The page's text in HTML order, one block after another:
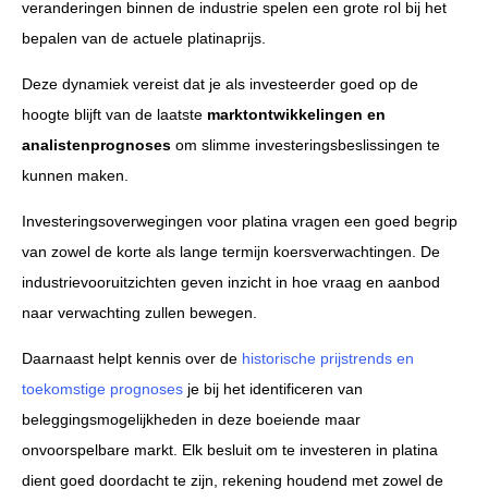
veranderingen binnen de industrie spelen een grote rol bij het
bepalen van de actuele platinaprijs.
Deze dynamiek vereist dat je als investeerder goed op de
hoogte blijft van de laatste marktontwikkelingen en
analistenprognoses om slimme investeringsbeslissingen te
kunnen maken.
Investeringsoverwegingen voor platina vragen een goed begrip
van zowel de korte als lange termijn koersverwachtingen. De
industrievooruitzichten geven inzicht in hoe vraag en aanbod
naar verwachting zullen bewegen.
Daarnaast helpt kennis over de historische prijstrends en
toekomstige prognoses je bij het identificeren van
beleggingsmogelijkheden in deze boeiende maar
onvoorspelbare markt. Elk besluit om te investeren in platina
dient goed doordacht te zijn, rekening houdend met zowel de